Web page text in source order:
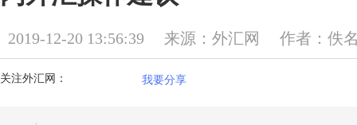
2019-12-20 13:56:39 来源：外汇网 作者：佚
关注外汇网： 我要分享